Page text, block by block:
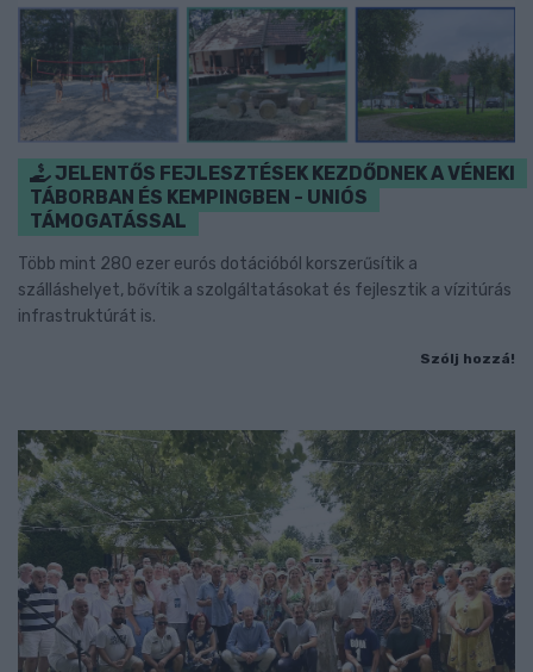
JELENTŐS FEJLESZTÉSEK KEZDŐDNEK A VÉNEKI
TÁBORBAN ÉS KEMPINGBEN - UNIÓS
TÁMOGATÁSSAL
Több mint 280 ezer eurós dotációból korszerűsítik a
szálláshelyet, bővítik a szolgáltatásokat és fejlesztik a vízitúrás
infrastruktúrát is.
Szólj hozzá!